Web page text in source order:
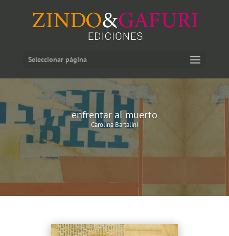
Seleccionar página
enfrentar al muerto
Carolina Bartalini